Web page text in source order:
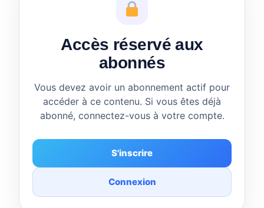
Accès réservé aux
abonnés
Vous devez avoir un abonnement actif pour
accéder à ce contenu. Si vous êtes déjà
abonné, connectez-vous à votre compte.
S'inscrire
Connexion